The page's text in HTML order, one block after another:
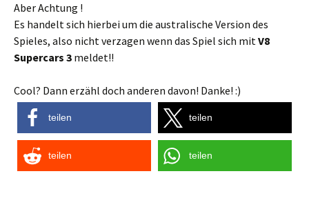
Aber Achtung !
Es handelt sich hierbei um die australische Version des
Spieles, also nicht verzagen wenn das Spiel sich mitV8
Supercars 3 meldet!!
Cool? Dann erzähl doch anderen davon! Danke! :)
teilen teilen
teilen teilen